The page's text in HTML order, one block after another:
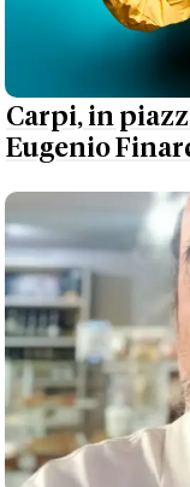
Carpi, in
Eugenio